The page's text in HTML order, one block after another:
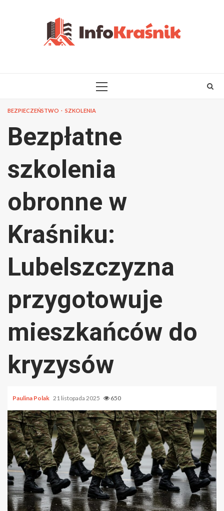
PRIMARY
BEZPIECZEŃSTWO SZKOLENIA
Bezpłatne
szkolenia
obronne w
Kraśniku:
Lubelszczyzna
przygotowuje
mieszkańców do
kryzysów
Paulina Polak 21 listopada 2025 650